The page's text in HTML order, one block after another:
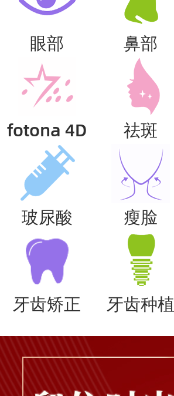
眼部 鼻部
fotona 4D 祛斑
玻尿酸 瘦脸
牙齿矫正 牙齿种植